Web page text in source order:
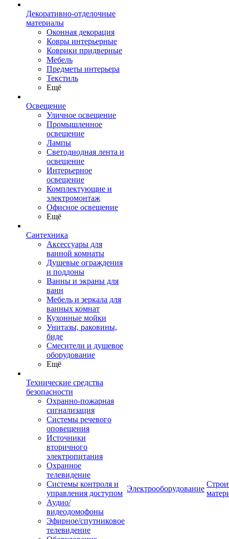
Декоративно-отделочные
материалы
Оконная декорация
Ковры интерьерные
Коврики придверные
Мебель
Предметы интерьера
Текстиль
Ещё
Освещение
Уличное освещение
Промышленное
освещение
Лампы
Светодиодная лента и
освещение
Интерьерное
освещение
Комплектующие и
электромонтаж
Офисное освещение
Ещё
Сантехника
Аксессуары для
ванной комнаты
Душевые ограждения
и поддоны
Ванны и экраны для
ванн
Мебель и зеркала для
ванных комнат
Кухонные мойки
Унитазы, раковины,
биде
Смесители и душевое
оборудование
Ещё
Технические средства
безопасности
Охранно-пожарная
сигнализация
Системы речевого
оповещения
Источники
вторичного
электропитания
Охранное
телевидение
Системы контроля и
управления доступом
Аудио/
видеодомофоны
Эфирное/спутниковое
телевидение
Электрооборудование